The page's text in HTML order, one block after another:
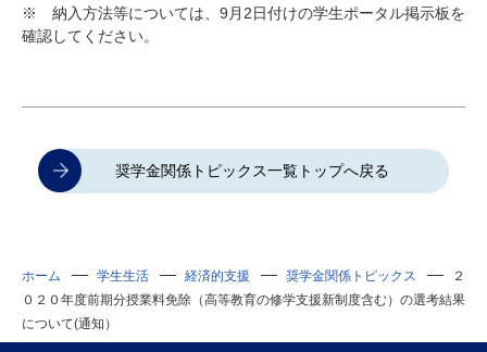
※ 納入方法等については、9月2日付けの学生ポータル掲示板を
確認してください。
奨学金関係トピックス一覧トップへ戻る
ホーム 学生生活 経済的支援 奨学金関係トピックス
２
０２０年度前期分授業料免除（高等教育の修学支援新制度含む）の選考結果
について(通知）